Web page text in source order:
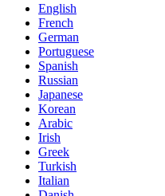
English
French
German
Portuguese
Spanish
Russian
Japanese
Korean
Arabic
Irish
Greek
Turkish
Italian